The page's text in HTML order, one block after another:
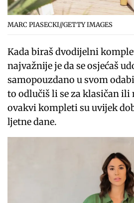
MARC PIASECKI//GETTY IMAGES
Kada biraš dvodijelni
najvažnije je da se osjećaš
samopouzdano u svom
to odlučiš li se za klasičan
ovakvi kompleti su uvijek
ljetne dane.